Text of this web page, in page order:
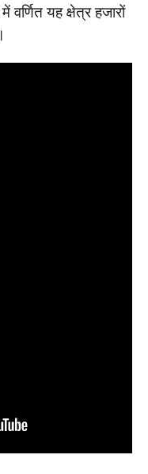
वर्णित यह क्षेत्र हजारों